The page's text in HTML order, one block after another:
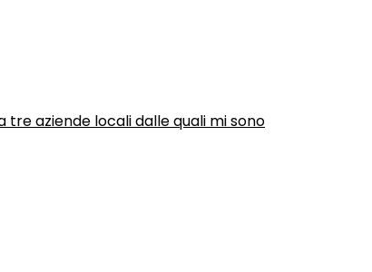
aziende locali dalle quali mi sono